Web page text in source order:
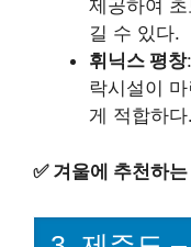
제공하여
길 수 있다.
휘닉스 평창
락시설이
게 적합하다.
✅ 겨울에 추천하